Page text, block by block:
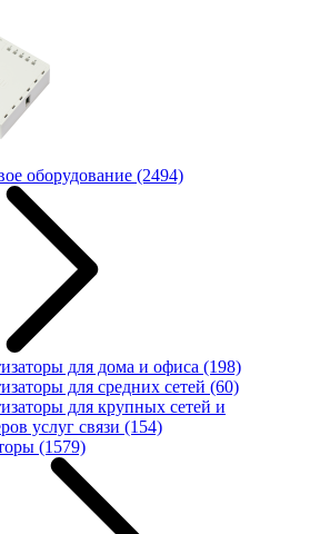
оборудование (2494)
для дома и офиса (198)
для средних сетей (60)
для крупных сетей и
услуг связи (154)
(1579)